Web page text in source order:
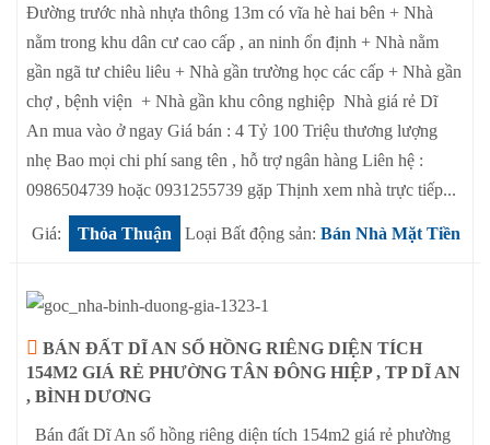
Đường trước nhà nhựa thông 13m có vĩa hè hai bên + Nhà
nằm trong khu dân cư cao cấp , an ninh ổn định + Nhà nằm
gần ngã tư chiêu liêu + Nhà gần trường học các cấp + Nhà gần
chợ , bệnh viện + Nhà gần khu công nghiệp Nhà giá rẻ Dĩ
An mua vào ở ngay Giá bán : 4 Tỷ 100 Triệu thương lượng
nhẹ Bao mọi chi phí sang tên , hỗ trợ ngân hàng Liên hệ :
0986504739 hoặc 0931255739 gặp Thịnh xem nhà trực tiếp...
Giá: Thỏa Thuận Loại Bất động sản: Bán Nhà Mặt Tiền
BÁN ĐẤT DĨ AN SỔ HỒNG RIÊNG DIỆN TÍCH
154M2 GIÁ RẺ PHƯỜNG TÂN ĐÔNG HIỆP , TP DĨ AN
, BÌNH DƯƠNG
Bán đất Dĩ An sổ hồng riêng diện tích 154m2 giá rẻ phường